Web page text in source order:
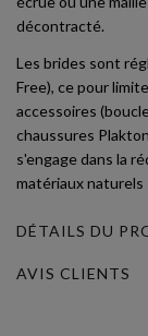
décontracté.
Les brides sont
Free), ce pour
accessoires
chaussures
s'engage dans la
matériaux naturels
DÉTAILS DU
AVIS CLIENTS